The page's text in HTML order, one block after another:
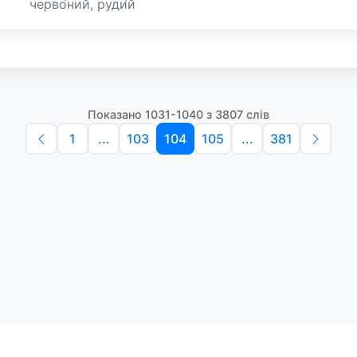
черво́ний, руди́й
Показано 1031-1040 з 3807 слів
1 ... 103 104 105 ... 381